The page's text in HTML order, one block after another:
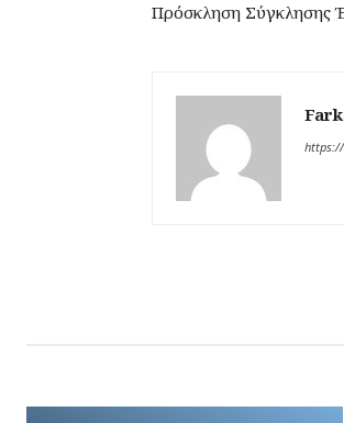
Πρόσκληση Σύγκλησης